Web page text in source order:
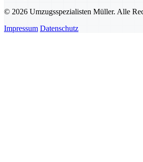
© 2026 Umzugsspezialisten Müller. Alle
Impressum Datenschutz